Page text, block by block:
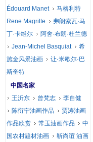
Édouard Manet
马格利特
Rene Magritte
弗朗索瓦·马
丁·卡维尔
阿舍·布朗·杜兰德
Jean-Michel Basquiat
希
施金风景油画
让·米歇尔·巴
斯奎特
中国名家
王沂东
曾梵志
李自健
陈衍宁油画作品
贾涛油画
作品欣赏
常玉油画作品
中
国农村题材油画
靳尚谊 油画